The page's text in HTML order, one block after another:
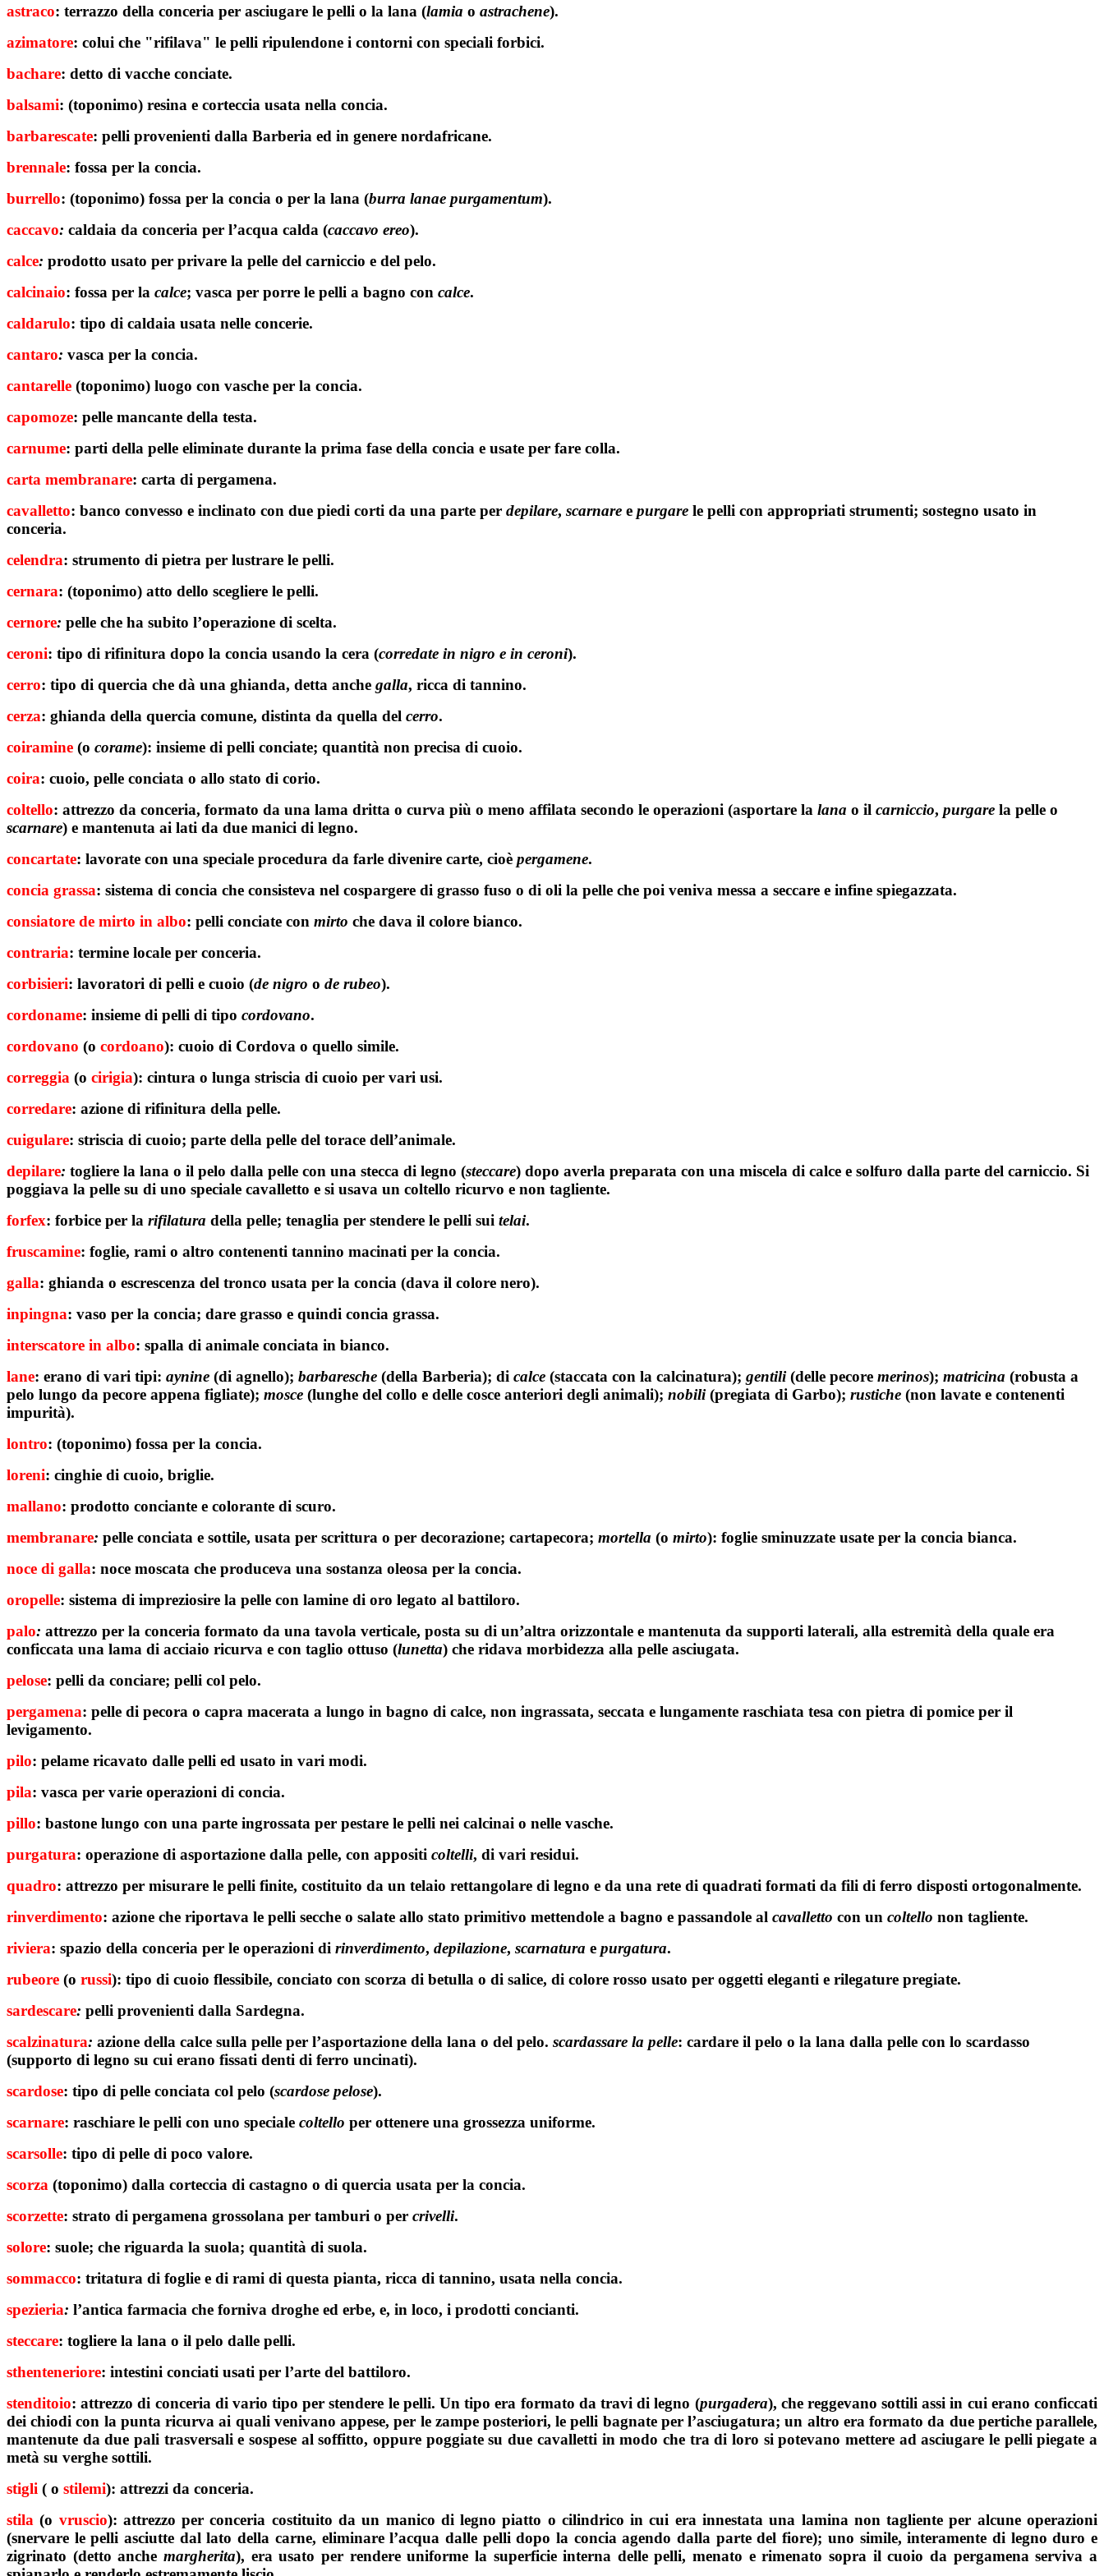
astraco: terrazzo della conceria per asciugare le pelli o la lana (lamia o astrachene).
azimatore: colui che "rifilava" le pelli ripulendone i contorni con speciali forbici.
bachare: detto di vacche conciate.
balsami: (toponimo) resina e corteccia usata nella concia.
barbarescate: pelli provenienti dalla Barberia ed in genere nordafricane.
brennale: fossa per la concia.
burrello: (toponimo) fossa per la concia o per la lana (burra lanae purgamentum).
caccavo: caldaia da conceria per l’acqua calda (caccavo ereo).
calce: prodotto usato per privare la pelle del carniccio e del pelo.
calcinaio: fossa per la calce; vasca per porre le pelli a bagno con calce.
caldarulo: tipo di caldaia usata nelle concerie.
cantaro: vasca per la concia.
cantarelle (toponimo) luogo con vasche per la concia.
capomoze: pelle mancante della testa.
carnume: parti della pelle eliminate durante la prima fase della concia e usate per fare colla.
carta membranare: carta di pergamena.
cavalletto: banco convesso e inclinato con due piedi corti da una parte per depilare, scarnare e purgare le pelli con appropriati strumenti; sostegno usato in
conceria.
celendra: strumento di pietra per lustrare le pelli.
cernara: (toponimo) atto dello scegliere le pelli.
cernore: pelle che ha subito l’operazione di scelta.
ceroni: tipo di rifinitura dopo la concia usando la cera (corredate in nigro e in ceroni).
cerro: tipo di quercia che dà una ghianda, detta anche galla, ricca di tannino.
cerza: ghianda della quercia comune, distinta da quella del cerro.
coiramine (o corame): insieme di pelli conciate; quantità non precisa di cuoio.
coira: cuoio, pelle conciata o allo stato di corio.
coltello: attrezzo da conceria, formato da una lama dritta o curva più o meno affilata secondo le operazioni (asportare la lana o il carniccio, purgare la pelle o
scarnare) e mantenuta ai lati da due manici di legno.
concartate: lavorate con una speciale procedura da farle divenire carte, cioè pergamene.
concia grassa: sistema di concia che consisteva nel cospargere di grasso fuso o di oli la pelle che poi veniva messa a seccare e infine spiegazzata.
consiatore de mirto in albo: pelli conciate con mirto che dava il colore bianco.
contraria: termine locale per conceria.
corbisieri: lavoratori di pelli e cuoio (de nigro o de rubeo).
cordoname: insieme di pelli di tipo cordovano.
cordovano (o cordoano): cuoio di Cordova o quello simile.
correggia (o cirigia): cintura o lunga striscia di cuoio per vari usi.
corredare: azione di rifinitura della pelle.
cuigulare: striscia di cuoio; parte della pelle del torace dell’animale.
depilare: togliere la lana o il pelo dalla pelle con una stecca di legno (steccare) dopo averla preparata con una miscela di calce e solfuro dalla parte del carniccio. Si
poggiava la pelle su di uno speciale cavalletto e si usava un coltello ricurvo e non tagliente.
forfex: forbice per la rifilatura della pelle; tenaglia per stendere le pelli sui telai.
fruscamine: foglie, rami o altro contenenti tannino macinati per la concia.
galla: ghianda o escrescenza del tronco usata per la concia (dava il colore nero).
inpingna: vaso per la concia; dare grasso e quindi concia grassa.
interscatore in albo: spalla di animale conciata in bianco.
lane: erano di vari tipi: aynine (di agnello); barbaresche (della Barberia); di calce (staccata con la calcinatura); gentili(delle pecore merinos); matricina (robusta a
pelo lungo da pecore appena figliate); mosce (lunghe del collo e delle cosce anteriori degli animali); nobili(pregiata di Garbo); rustiche (non lavate e contenenti
impurità).
lontro: (toponimo) fossa per la concia.
loreni: cinghie di cuoio, briglie.
mallano: prodotto conciante e colorante di scuro.
membranare: pelle conciata e sottile, usata per scrittura o per decorazione; cartapecora; mortella (o mirto): foglie sminuzzate usate per la concia bianca.
noce di galla: noce moscata che produceva una sostanza oleosa per la concia.
oropelle: sistema di impreziosire la pelle con lamine di oro legato al battiloro.
palo: attrezzo per la conceria formato da una tavola verticale, posta su di un’altra orizzontale e mantenuta da supporti laterali, alla estremità della quale era
conficcata una lama di acciaio ricurva e con taglio ottuso (lunetta) che ridava morbidezza alla pelle asciugata.
pelose: pelli da conciare; pelli col pelo.
pergamena: pelle di pecora o capra macerata a lungo in bagno di calce, non ingrassata, seccata e lungamente raschiata tesa con pietra di pomice per il
levigamento.
pilo: pelame ricavato dalle pelli ed usato in vari modi.
pila: vasca per varie operazioni di concia.
pillo: bastone lungo con una parte ingrossata per pestare le pelli nei calcinai o nelle vasche.
purgatura: operazione di asportazione dalla pelle, con appositi coltelli, di vari residui.
quadro: attrezzo per misurare le pelli finite, costituito da un telaio rettangolare di legno e da una rete di quadrati formati da fili di ferro disposti ortogonalmente.
rinverdimento: azione che riportava le pelli secche o salate allo stato primitivo mettendole a bagno e passandole al cavalletto con un coltello non tagliente.
riviera: spazio della conceria per le operazioni di rinverdimento, depilazione, scarnatura e purgatura.
rubeore (o russi): tipo di cuoio flessibile, conciato con scorza di betulla o di salice, di colore rosso usato per oggetti eleganti e rilegature pregiate.
sardescare: pelli provenienti dalla Sardegna.
scalzinatura: azione della calce sulla pelle per l’asportazione della lana o del pelo. scardassare la pelle: cardare il pelo o la lana dalla pelle con lo scardasso
(supporto di legno su cui erano fissati denti di ferro uncinati).
scardose: tipo di pelle conciata col pelo (scardose pelose).
scarnare: raschiare le pelli con uno speciale coltello per ottenere una grossezza uniforme.
scarsolle: tipo di pelle di poco valore.
scorza (toponimo) dalla corteccia di castagno o di quercia usata per la concia.
scorzette: strato di pergamena grossolana per tamburi o per crivelli.
solore: suole; che riguarda la suola; quantità di suola.
sommacco: tritatura di foglie e di rami di questa pianta, ricca di tannino, usata nella concia.
spezieria: l’antica farmacia che forniva droghe ed erbe, e, in loco, i prodotti concianti.
steccare: togliere la lana o il pelo dalle pelli.
sthenteneriore: intestini conciati usati per l’arte del battiloro.
stenditoio: attrezzo di conceria di vario tipo per stendere le pelli. Un tipo era formato da travi di legno (purgadera), che reggevano sottili assi in cui erano conficcati
dei chiodi con la punta ricurva ai quali venivano appese, per le zampe posteriori, le pelli bagnate per l’asciugatura; un altro era formato da due pertiche parallele,
mantenute da due pali trasversali e sospese al soffitto, oppure poggiate su due cavalletti in modo che tra di loro si potevano mettere ad asciugare le pelli piegate a
metà su verghe sottili.
stigli ( o stilemi): attrezzi da conceria.
stila (o vruscio): attrezzo per conceria costituito da un manico di legno piatto o cilindrico in cui era innestata una lamina non tagliente per alcune operazioni
(snervare le pelli asciutte dal lato della carne, eliminare l’acqua dalle pelli dopo la concia agendo dalla parte del fiore); uno simile, interamente di legno duro e
zigrinato (detto anche margherita), era usato per rendere uniforme la superficie interna delle pelli, menato e rimenato sopra il cuoio da pergamena serviva a